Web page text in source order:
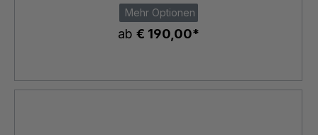
Mehr Optionen
ab € 190,00*